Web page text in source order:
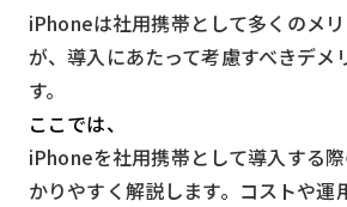
iPhoneは社用携帯として多くのメ
が、導入にあたって考慮すべきデメ
す。
ここでは、
iPhoneを社用携帯として導入する
かりやすく解説します。コストや運